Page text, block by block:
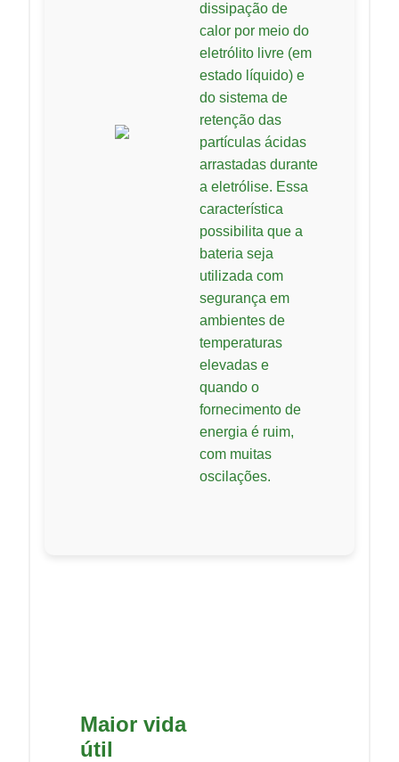
dissipação de
calor por meio do
eletrólito livre (em
estado líquido) e
do sistema de
retenção das
partículas ácidas
arrastadas durante
a eletrólise. Essa
característica
possibilita que a
bateria seja
utilizada com
segurança em
ambientes de
temperaturas
elevadas e
quando o
fornecimento de
energia é ruim,
com muitas
oscilações.
Maior vida
útil